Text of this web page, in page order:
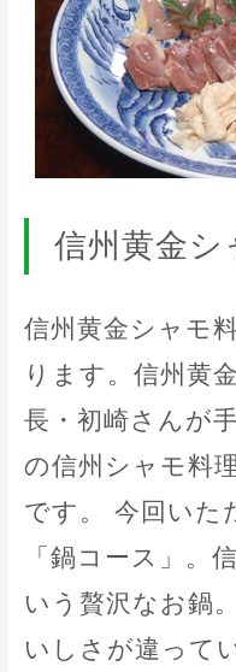
信州黄金シ
信州黄金シャモ
ります。信州黄
長・初崎さんが
の信州シャモ料
です。 今回いた
「鍋コース」。
いう贅沢なお鍋
いしさが違って